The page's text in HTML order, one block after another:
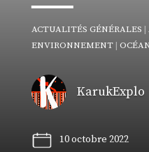
ACTUALITÉS GÉNÉRALES |
ENVIRONNEMENT|
KarukExplo
10 octobre 2022